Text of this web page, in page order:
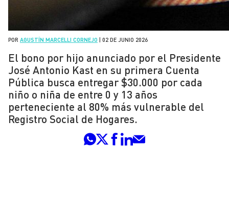
POR AGUSTÍN MARCELLI CORNEJO 02 DE JUNIO 2026
El bono por hijo anunciado por el Presidente
José Antonio Kast en su primera Cuenta
Pública busca entregar $30.000 por cada
niño o niña de entre 0 y 13 años
perteneciente al 80% más vulnerable del
Registro Social de Hogares.